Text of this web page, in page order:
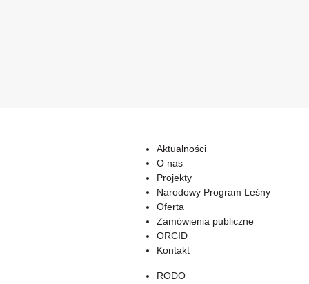
Aktualności
O nas
Projekty
Narodowy Program Leśny
Oferta
Zamówienia publiczne
ORCID
Kontakt
RODO